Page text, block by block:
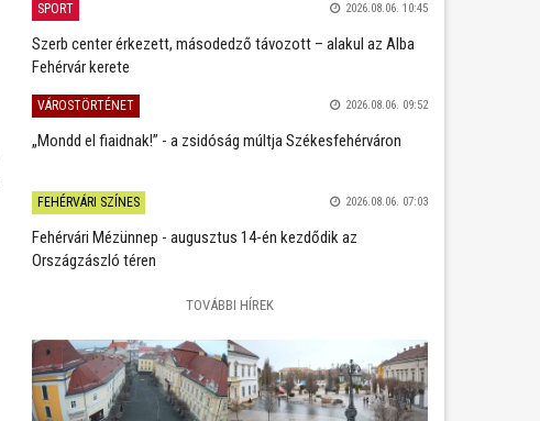
SPORT 2026.08.06. 10:45
Szerb center érkezett, másodedző távozott – alakul az Alba
Fehérvár kerete
VÁROSTÖRTÉNET 2026.08.06. 09:52
„Mondd el fiaidnak!” - a zsidóság múltja Székesfehérváron
FEHÉRVÁRI SZÍNES 2026.08.06. 07:03
Fehérvári Mézünnep - augusztus 14-én kezdődik az
Országzászló téren
TOVÁBBI HÍREK